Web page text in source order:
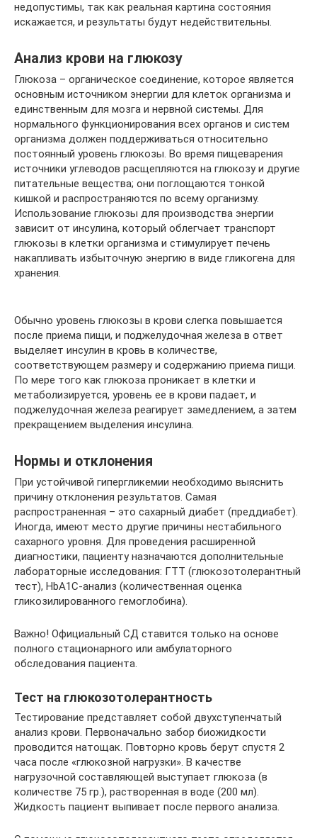
недопустимы, так как реальная картина состояния
искажается, и результаты будут недействительны.
Анализ крови на глюкозу
Глюкоза – органическое соединение, которое является
основным источником энергии для клеток организма и
единственным для мозга и нервной системы. Для
нормального функционирования всех органов и систем
организма должен поддерживаться относительно
постоянный уровень глюкозы. Во время пищеварения
источники углеводов расщепляются на глюкозу и другие
питательные вещества; они поглощаются тонкой
кишкой и распространяются по всему организму.
Использование глюкозы для производства энергии
зависит от инсулина, который облегчает транспорт
глюкозы в клетки организма и стимулирует печень
накапливать избыточную энергию в виде гликогена для
хранения.
Обычно уровень глюкозы в крови слегка повышается
после приема пищи, и поджелудочная железа в ответ
выделяет инсулин в кровь в количестве,
соответствующем размеру и содержанию приема пищи.
По мере того как глюкоза проникает в клетки и
метаболизируется, уровень ее в крови падает, и
поджелудочная железа реагирует замедлением, а затем
прекращением выделения инсулина.
Нормы и отклонения
При устойчивой гипергликемии необходимо выяснить
причину отклонения результатов. Самая
распространенная – это сахарный диабет (преддиабет).
Иногда, имеют место другие причины нестабильного
сахарного уровня. Для проведения расширенной
диагностики, пациенту назначаются дополнительные
лабораторные исследования: ГТТ (глюкозотолерантный
тест), HbA1C-анализ (количественная оценка
гликозилированного гемоглобина).
Важно! Официальный СД ставится только на основе
полного стационарного или амбулаторного
обследования пациента.
Тест на глюкозотолерантность
Тестирование представляет собой двухступенчатый
анализ крови. Первоначально забор биожидкости
проводится натощак. Повторно кровь берут спустя 2
часа после «глюкозной нагрузки». В качестве
нагрузочной составляющей выступает глюкоза (в
количестве 75 гр.), растворенная в воде (200 мл).
Жидкость пациент выпивает после первого анализа.